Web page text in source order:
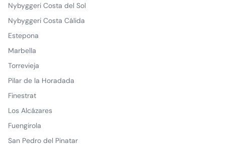
Nybyggeri Costa del Sol
Nybyggeri Costa Cálida
Estepona
Marbella
Torrevieja
Pilar de la Horadada
Finestrat
Los Alcázares
Fuengirola
San Pedro del Pinatar